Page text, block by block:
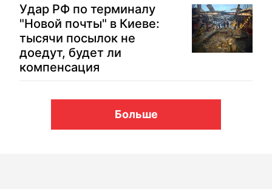
Удар РФ по терминалу
"Новой почты" в Киеве:
тысячи посылок не
доедут, будет ли
компенсация
Больше